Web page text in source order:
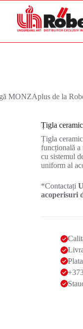
MONZAplus de la
Țigla
Țigla
funcțională
cu sistemul
uniform al
*Contactați
acoperisuri